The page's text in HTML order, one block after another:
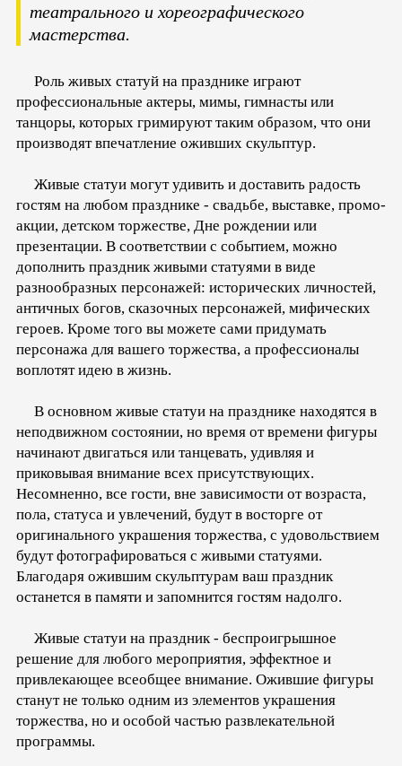
театрального и хореографического
мастерства.
Роль живых статуй на празднике играют
профессиональные актеры, мимы, гимнасты или
танцоры, которых гримируют таким образом, что они
производят впечатление оживших скульптур.
Живые статуи могут удивить и доставить радость
гостям на любом празднике - свадьбе, выставке, промо-
акции, детском торжестве, Дне рождении или
презентации. В соответствии с событием, можно
дополнить праздник живыми статуями в виде
разнообразных персонажей: исторических личностей,
античных богов, сказочных персонажей, мифических
героев. Кроме того вы можете сами придумать
персонажа для вашего торжества, а профессионалы
воплотят идею в жизнь.
В основном живые статуи на празднике находятся в
неподвижном состоянии, но время от времени фигуры
начинают двигаться или танцевать, удивляя и
приковывая внимание всех присутствующих.
Несомненно, все гости, вне зависимости от возраста,
пола, статуса и увлечений, будут в восторге от
оригинального украшения торжества, с удовольствием
будут фотографироваться с живыми статуями.
Благодаря ожившим скульптурам ваш праздник
останется в памяти и запомнится гостям надолго.
Живые статуи на праздник - беспроигрышное
решение для любого мероприятия, эффектное и
привлекающее всеобщее внимание. Ожившие фигуры
станут не только одним из элементов украшения
торжества, но и особой частью развлекательной
программы.